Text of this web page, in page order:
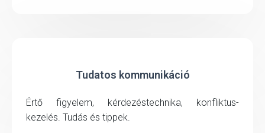
Tudatos kommunikáció
Értő figyelem, kérdezéstechnika, konfliktus-
kezelés. Tudás és tippek.